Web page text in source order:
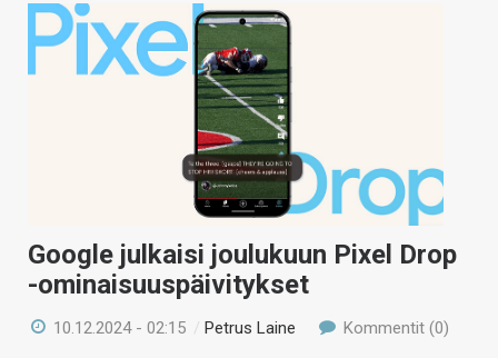
Google julkaisi joulukuun Pixel Drop
-ominaisuuspäivitykset
10.12.2024 - 02:15 /Petrus Laine Kommentit (0)